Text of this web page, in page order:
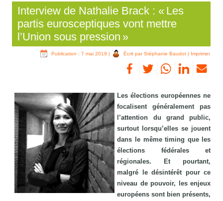
Interview de Nathalie Brack : « Les
partis eurosceptiques vont mettre
l’Union sous pression »
Publication : 7 mai 2019 | Écrit par Stéphanie Baudot | Imprimer
Les élections européennes ne
focalisent généralement pas
l’attention du grand public,
surtout lorsqu’elles se jouent
dans le même timing que les
élections fédérales et
régionales. Et pourtant,
malgré le désintérêt pour ce
niveau de pouvoir, les enjeux
européens sont bien présents,